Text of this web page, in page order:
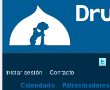
Iniciar sesión Contacto
Calendario Patrocinadores